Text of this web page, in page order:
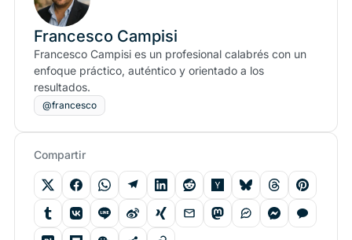
Francesco Campisi
Francesco Campisi es un profesional calabrés con un
enfoque práctico, auténtico y orientado a los
resultados.
@francesco
Compartir